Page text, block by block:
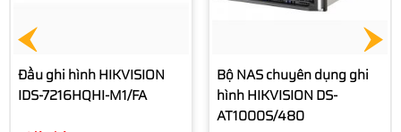
Bộ NAS chuyên dụng ghi
hình HIKVISION DS-